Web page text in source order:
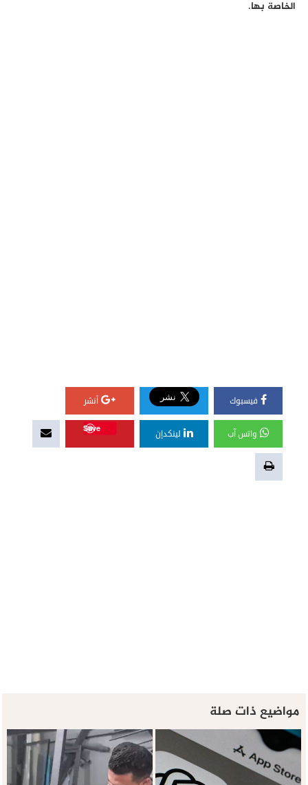
الخاصة بها.
فيسبوك أنشر
واتس آب لينكدإن
Save
مواضيع ذات صلة